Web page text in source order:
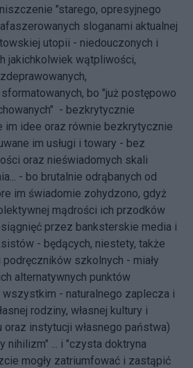
"starego, opresyjnego
sloganami aktualnej
utopii - niedouczonych i
jakichkolwiek wątpliwości,
bo "już postępowo
- bezkrytycznie
im idee oraz równie bezkrytycznie
im usługi i towary - bez
oraz nieświadomych skali
- bo brutalnie odrąbanych od
im świadomie zohydzono, gdyż
mądrości ich przodków
przez banksterskie media i
- będących, niestety, także
szkolnych - miały
alternatywnych punktów
- naturalnego zaplecza i
rodziny, własnej kultury i
instytucji własnego państwa)
nihilizm" ... i "czysta doktryna
mogły zatriumfować i zastąpić